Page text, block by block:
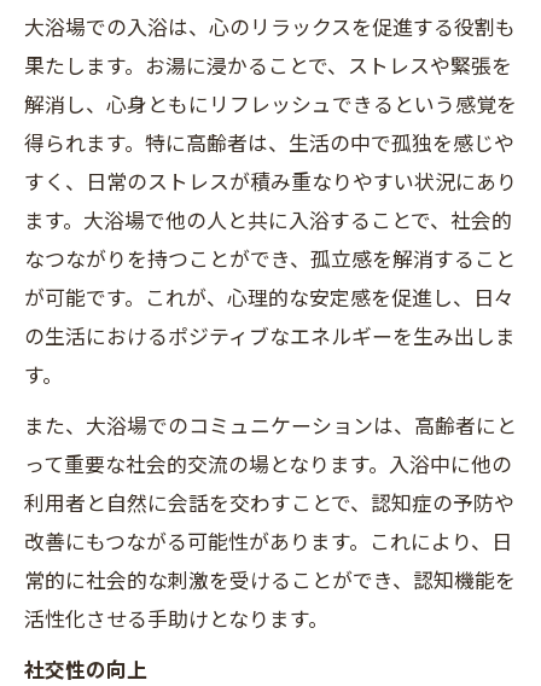
大浴場での入浴は、心のリラックスを促進する役割も
果たします。お湯に浸かることで、ストレスや緊張を
解消し、心身ともにリフレッシュできるという感覚を
得られます。特に高齢者は、生活の中で孤独を感じや
すく、日常のストレスが積み重なりやすい状況にあり
ます。大浴場で他の人と共に入浴することで、社会的
なつながりを持つことができ、孤立感を解消すること
が可能です。これが、心理的な安定感を促進し、日々
の生活におけるポジティブなエネルギーを生み出しま
す。
また、大浴場でのコミュニケーションは、高齢者にと
って重要な社会的交流の場となります。入浴中に他の
利用者と自然に会話を交わすことで、認知症の予防や
改善にもつながる可能性があります。これにより、日
常的に社会的な刺激を受けることができ、認知機能を
活性化させる手助けとなります。
社交性の向上